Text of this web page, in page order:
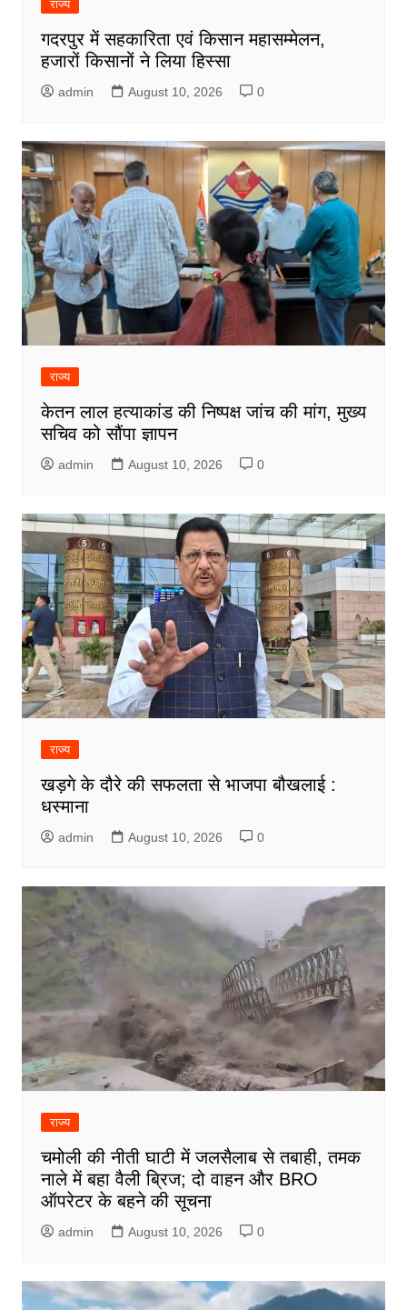
राज्य
गदरपुर में सहकारिता एवं किसान महासम्मेलन,
हजारों किसानों ने लिया हिस्सा
admin August 10, 2026 0
राज्य
केतन लाल हत्याकांड की निष्पक्ष जांच की मांग, मुख्य
सचिव को सौंपा ज्ञापन
admin August 10, 2026 0
राज्य
खड़गे के दौरे की सफलता से भाजपा बौखलाई :
धस्माना
admin August 10, 2026 0
राज्य
चमोली की नीती घाटी में जलसैलाब से तबाही, तमक
नाले में बहा वैली ब्रिज; दो वाहन और BRO
ऑपरेटर के बहने की सूचना
admin August 10, 2026 0